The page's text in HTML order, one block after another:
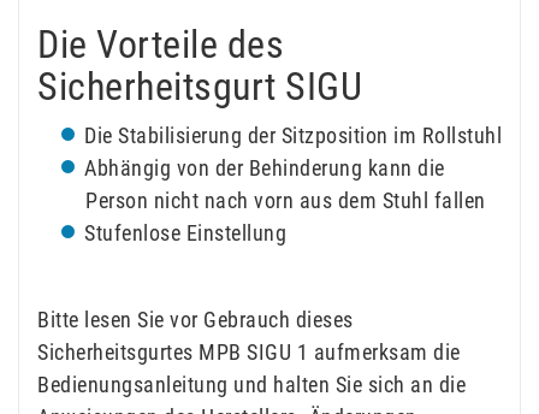
Die Vorteile des
Sicherheitsgurt SIGU
Die Stabilisierung der Sitzposition im Rollstuhl
Abhängig von der Behinderung kann die
Person nicht nach vorn aus dem Stuhl fallen
Stufenlose Einstellung
Bitte lesen Sie vor Gebrauch dieses
Sicherheitsgurtes MPB SIGU 1 aufmerksam die
Bedienungsanleitung und halten Sie sich an die